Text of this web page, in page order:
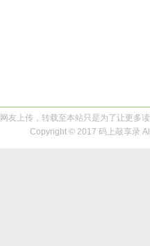
友上传，转载至本站只是为了让更多
Copyright © 2017 码上敲享录